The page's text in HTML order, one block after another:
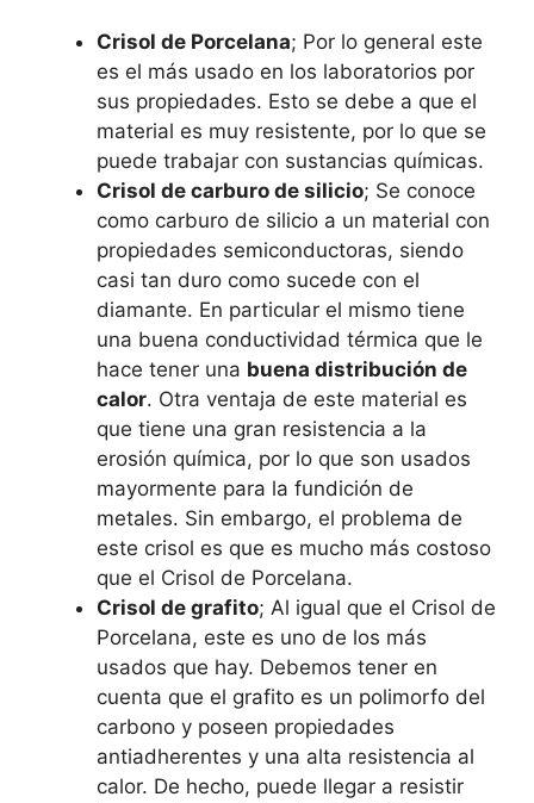
Crisol de Porcelana; Por lo general este
es el más usado en los laboratorios por
sus propiedades. Esto se debe a que el
material es muy resistente, por lo que se
puede trabajar con sustancias químicas.
Crisol de carburo de silicio; Se conoce
como carburo de silicio a un material con
propiedades semiconductoras, siendo
casi tan duro como sucede con el
diamante. En particular el mismo tiene
una buena conductividad térmica que le
hace tener una buena distribución de
calor. Otra ventaja de este material es
que tiene una gran resistencia a la
erosión química, por lo que son usados
mayormente para la fundición de
metales. Sin embargo, el problema de
este crisol es que es mucho más costoso
que el Crisol de Porcelana.
Crisol de grafito; Al igual que el Crisol de
Porcelana, este es uno de los más
usados que hay. Debemos tener en
cuenta que el grafito es un polimorfo del
carbono y poseen propiedades
antiadherentes y una alta resistencia al
calor. De hecho, puede llegar a resistir